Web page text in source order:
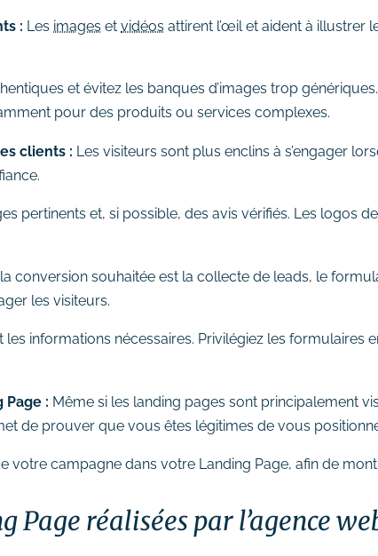
: Les images et vidéos attirent l’œil et aident à illustrer
et évitez les banques d’images trop
pour des produits ou services complexes.
clients : Les visiteurs sont plus enclins à s’engager
pertinents et, si possible, des avis vérifiés. Les logos
conversion souhaitée est la collecte de leads, le
les visiteurs.
les informations nécessaires. Privilégiez les
Page : Même si les landing pages sont principalement
de prouver que vous êtes légitimes de vous
votre campagne dans votre Landing Page, afin de
Page réalisées par l’agence